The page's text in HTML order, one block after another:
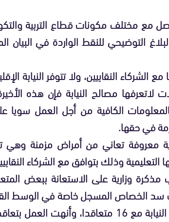
مع مختلف مكونات قطاع التربية
التوضيحي للنقط الواردة في البيان
الشركاء النقابيين، ولا تتوفر النيابة
مصالح النيابة فإن هذه
الكافية من أجل العمل سويا
في حقها.
معروفة تعاني من أمراض مزمنة
وذلك بتوافق مع الشركاء
وزارية على الاستعانة ببعض
سد الخصاص المسجل خاصة في الوسط
للسير العادي للدراسة ، وقد تعاقدت النيابة مع 16 متعاقدا،